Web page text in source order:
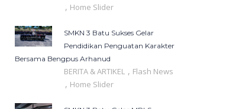
, Home Slider
SMKN 3 Batu Sukses Gelar
Pendidikan Penguatan Karakter
Bersama Bengpus Arhanud
BERITA & ARTIKEL , Flash News
, Home Slider